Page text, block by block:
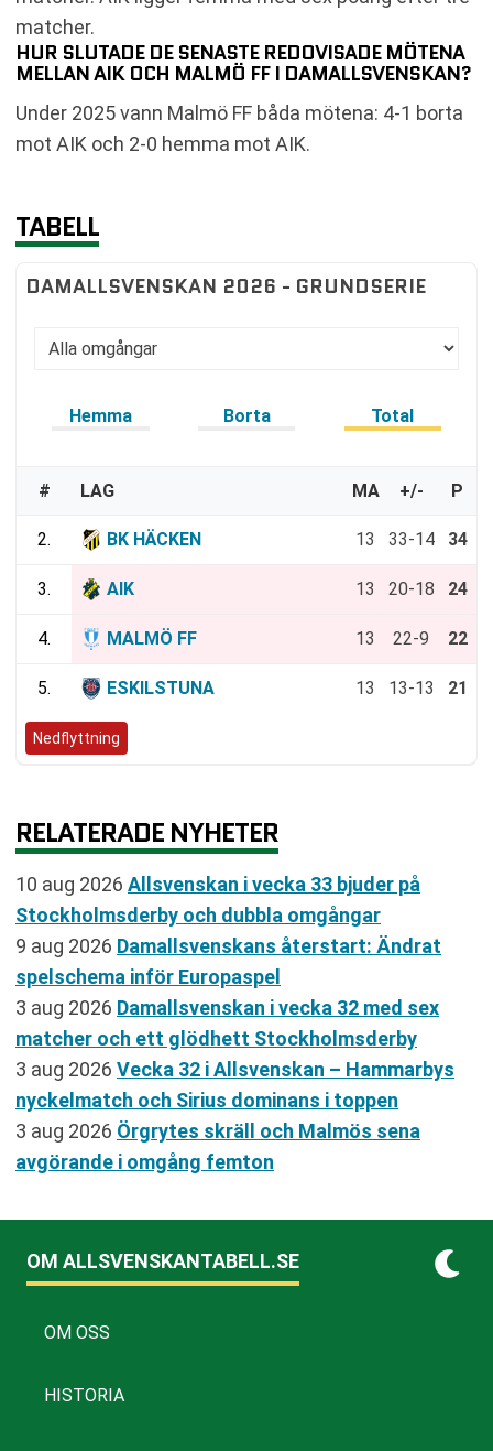
matcher.
HUR SLUTADE DE SENASTE REDOVISADE MÖTENA
MELLAN AIK OCH MALMÖ FF I DAMALLSVENSKAN?
Under 2025 vann Malmö FF båda mötena: 4-1 borta
mot AIK och 2-0 hemma mot AIK.
TABELL
DAMALLSVENSKAN 2026 - GRUNDSERIE
Hemma Borta Total
# LAG MA +/- P
2. BK HÄCKEN 13 33-14 34
3. AIK 13 20-18 24
4. MALMÖ FF 13 22-9 22
5. ESKILSTUNA 13 13-13 21
Nedflyttning
RELATERADE NYHETER
10 aug 2026 Allsvenskan i vecka 33 bjuder på
Stockholmsderby och dubbla omgångar
9 aug 2026 Damallsvenskans återstart: Ändrat
spelschema inför Europaspel
3 aug 2026 Damallsvenskan i vecka 32 med sex
matcher och ett glödhett Stockholmsderby
3 aug 2026 Vecka 32 i Allsvenskan – Hammarbys
nyckelmatch och Sirius dominans i toppen
3 aug 2026 Örgrytes skräll och Malmös sena
avgörande i omgång femton
OM ALLSVENSKANTABELL.SE
OM OSS
HISTORIA